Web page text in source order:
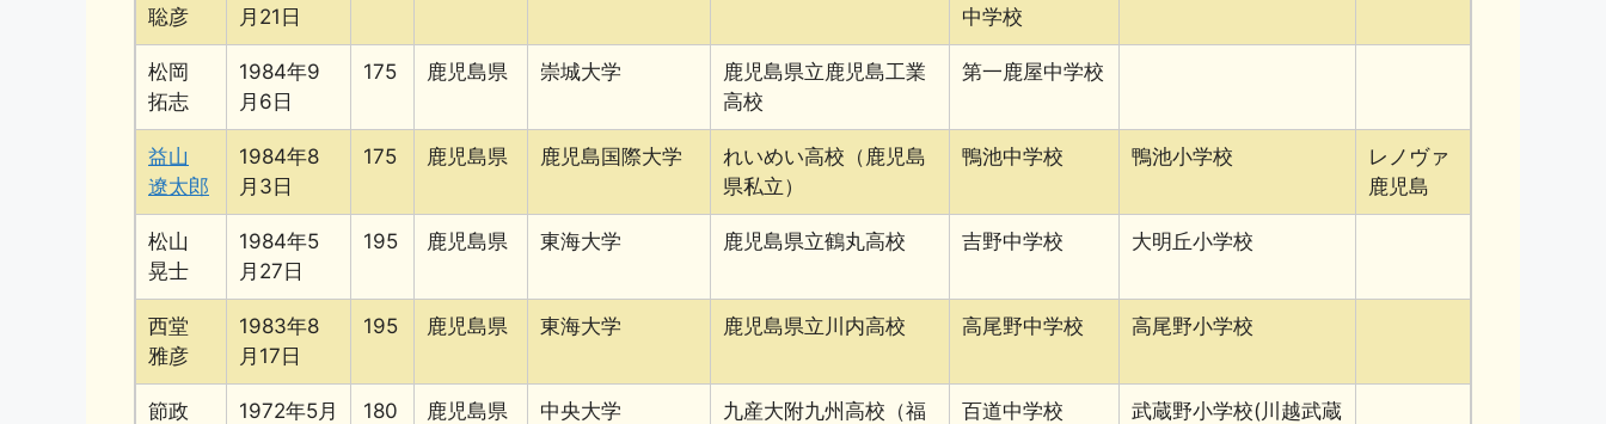
聡彦
月21日
中学校
松岡
拓志
1984年9
月6日
175 鹿児島県 崇城大学
鹿児島県立鹿児島工業
高校
第一鹿屋中学校
益山
遼太郎
1984年8
月3日
175 鹿児島県 鹿児島国際大学
れいめい高校（鹿児島
県私立）
鴨池中学校 鴨池小学校
レノヴァ
鹿児島
松山
晃士
1984年5
月27日
195 鹿児島県 東海大学 鹿児島県立鶴丸高校 吉野中学校 大明丘小学校
西堂
雅彦
1983年8
月17日
195 鹿児島県 東海大学 鹿児島県立川内高校 高尾野中学校 高尾野小学校
節政
1972年5月
180 鹿児島県 中央大学
九産大附九州高校（福
百道中学校
武蔵野小学校(川越武蔵